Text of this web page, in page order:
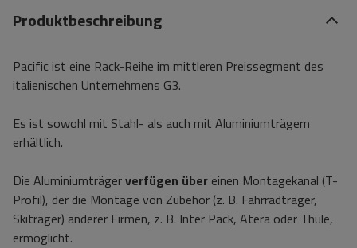
Produktbeschreibung
Pacific ist eine Rack-Reihe im mittleren Preissegment des
italienischen Unternehmens G3.
Es ist sowohl mit Stahl- als auch mit Aluminiumträgern
erhältlich.
Die Aluminiumträgerverfügen über einen Montagekanal (T-
Profil), der die Montage von Zubehör (z. B. Fahrradträger,
Skiträger) anderer Firmen, z. B. Inter Pack, Atera oder Thule,
ermöglicht.